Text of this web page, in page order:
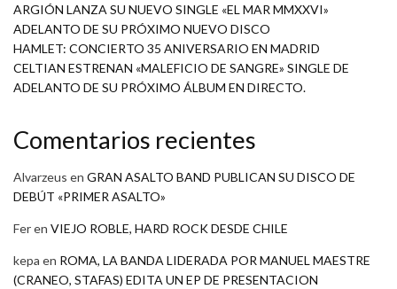
ARGIÓN LANZA SU NUEVO SINGLE «EL MAR MMXXVI»
ADELANTO DE SU PRÓXIMO NUEVO DISCO
HAMLET: CONCIERTO 35 ANIVERSARIO EN MADRID
CELTIAN ESTRENAN «MALEFICIO DE SANGRE» SINGLE DE
ADELANTO DE SU PRÓXIMO ÁLBUM EN DIRECTO.
Comentarios recientes
Alvarzeus en GRAN ASALTO BAND PUBLICAN SU DISCO DE
DEBÚT «PRIMER ASALTO»
Feren VIEJO ROBLE, HARD ROCK DESDE CHILE
kepa en ROMA, LA BANDA LIDERADA POR MANUEL MAESTRE
(CRANEO, STAFAS) EDITA UN EP DE PRESENTACION